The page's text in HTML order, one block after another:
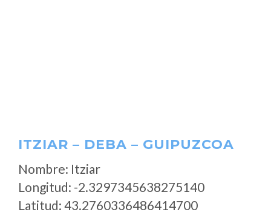
ITZIAR – DEBA – GUIPUZCOA
Nombre: Itziar
Longitud: -2.3297345638275140
Latitud: 43.2760336486414700